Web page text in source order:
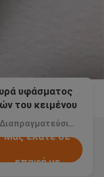
υφάσματος
του κειμένου
που
Τιμή：Διαπραγματεύσιμος
Μας ελάτε σε
επαφή με